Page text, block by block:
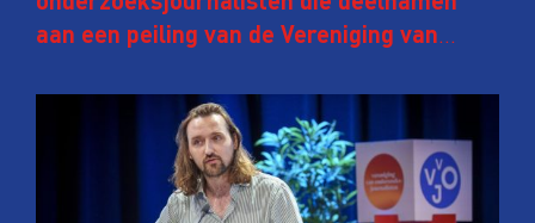
aan een peiling van de Vereniging van
afgelopen twee jaar te maken met
juridische dreiging of een juridische
procedure rond het eigen werk. Dat kost
journalisten tijd, ook ervaren zij stress en